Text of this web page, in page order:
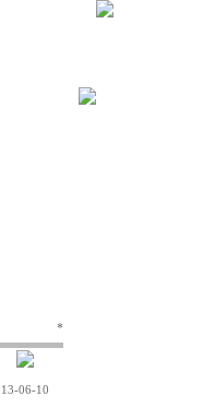
*
13-06-10